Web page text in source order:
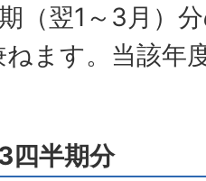
（翌1～3月）
ます。当該年
四半期分